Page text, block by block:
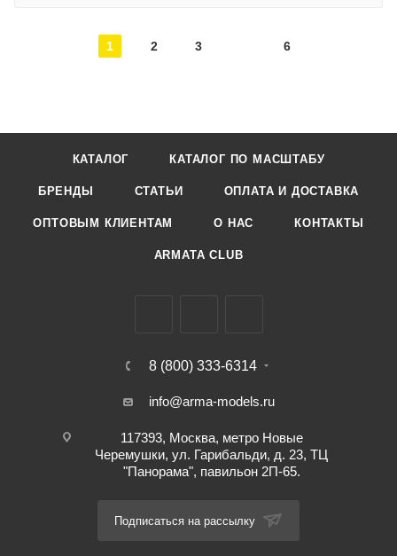
1 2 3 6
КАТАЛОГ КАТАЛОГ ПО МАСШТАБУ
БРЕНДЫ СТАТЬИ ОПЛАТА И ДОСТАВКА
ОПТОВЫМ КЛИЕНТАМ О НАС КОНТАКТЫ
ARMATA CLUB
8 (800) 333-6314
info@arma-models.ru
117393, Москва, метро Новые
Черемушки, ул. Гарибальди, д. 23, ТЦ
"Панорама", павильон 2П-65.
Подписаться на рассылку